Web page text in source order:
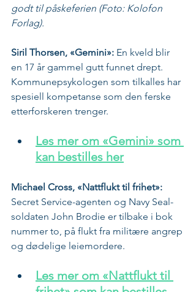
godt til påskeferien (Foto: Kolofon
Forlag).
Siril Thorsen, «Gemini»: En kveld blir
en 17 år gammel gutt funnet drept.
Kommunepsykologen som tilkalles har
spesiell kompetanse som den ferske
etterforskeren trenger.
Les mer om «Gemini» som
kan bestilles her
Michael Cross, «Nattflukt til frihet»:
Secret Service-agenten og Navy Seal-
soldaten John Brodie er tilbake i bok
nummer to, på flukt fra militære angrep
og dødelige leiemordere.
Les mer om «Nattflukt til